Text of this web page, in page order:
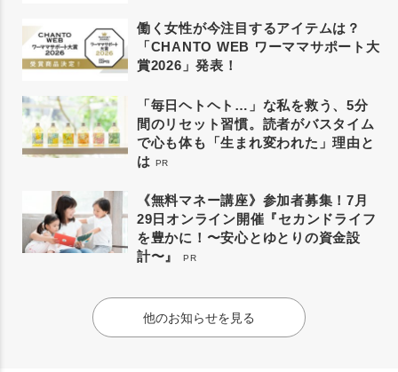
働く女性が今注目するアイテムは？
「CHANTO WEB ワーママサポート大
賞2026」発表！
「毎日ヘトヘト…」な私を救う、5分
間のリセット習慣。読者がバスタイム
で心も体も「生まれ変われた」理由と
は PR
《無料マネー講座》参加者募集！7月
29日オンライン開催『セカンドライフ
を豊かに！〜安心とゆとりの資金設
計〜』
PR
他のお知らせを見る